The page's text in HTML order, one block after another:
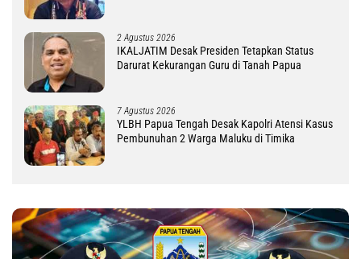
2 Agustus 2026
IKALJATIM Desak Presiden Tetapkan Status
Darurat Kekurangan Guru di Tanah Papua
7 Agustus 2026
YLBH Papua Tengah Desak Kapolri Atensi Kasus
Pembunuhan 2 Warga Maluku di Timika